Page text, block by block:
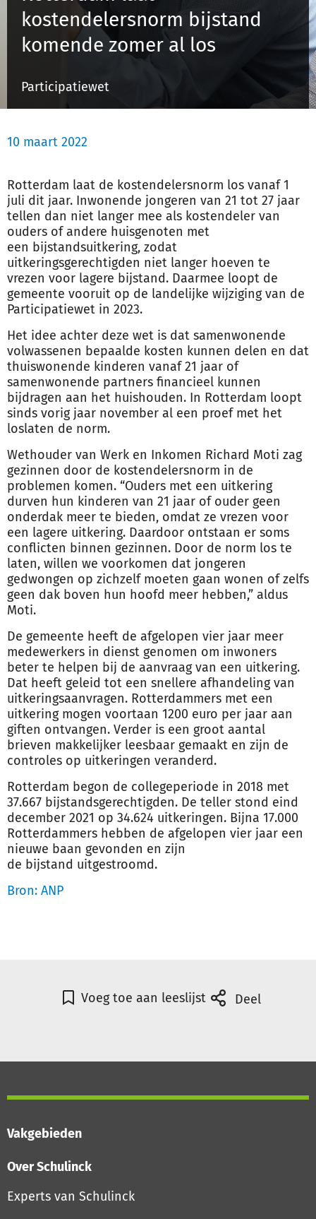
Inloggen
Registreren
kostendelersnorm bijstand
komende zomer al los
Participatiewet
10 maart 2022
Rotterdam laat de kostendelersnorm los vanaf 1
juli dit jaar. Inwonende jongeren van 21 tot 27 jaar
tellen dan niet langer mee als kostendeler van
ouders of andere huisgenoten met
een bijstandsuitkering, zodat
uitkeringsgerechtigden niet langer hoeven te
vrezen voor lagere bijstand. Daarmee loopt de
gemeente vooruit op de landelijke wijziging van de
Participatiewet in 2023.
Het idee achter deze wet is dat samenwonende
volwassenen bepaalde kosten kunnen delen en dat
thuiswonende kinderen vanaf 21 jaar of
samenwonende partners financieel kunnen
bijdragen aan het huishouden. In Rotterdam loopt
sinds vorig jaar november al een proef met het
loslaten de norm.
Wethouder van Werk en Inkomen Richard Moti zag
gezinnen door de kostendelersnorm in de
problemen komen. “Ouders met een uitkering
durven hun kinderen van 21 jaar of ouder geen
onderdak meer te bieden, omdat ze vrezen voor
een lagere uitkering. Daardoor ontstaan er soms
conflicten binnen gezinnen. Door de norm los te
laten, willen we voorkomen dat jongeren
gedwongen op zichzelf moeten gaan wonen of zelfs
geen dak boven hun hoofd meer hebben,” aldus
Moti.
De gemeente heeft de afgelopen vier jaar meer
medewerkers in dienst genomen om inwoners
beter te helpen bij de aanvraag van een uitkering.
Dat heeft geleid tot een snellere afhandeling van
uitkeringsaanvragen. Rotterdammers met een
uitkering mogen voortaan 1200 euro per jaar aan
giften ontvangen. Verder is een groot aantal
brieven makkelijker leesbaar gemaakt en zijn de
controles op uitkeringen veranderd.
Rotterdam begon de collegeperiode in 2018 met
37.667 bijstandsgerechtigden. De teller stond eind
december 2021 op 34.624 uitkeringen. Bijna 17.000
Rotterdammers hebben de afgelopen vier jaar een
nieuwe baan gevonden en zijn
de bijstand uitgestroomd.
Bron: ANP
Voeg toe aan leeslijst Deel
Vakgebieden
Over Schulinck
Experts van Schulinck